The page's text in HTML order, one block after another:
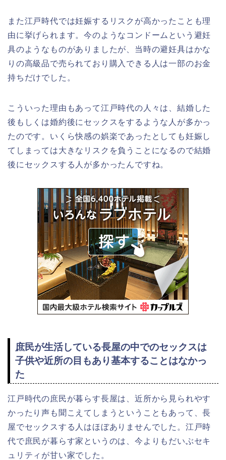
また江戸時代では妊娠するリスクが高かったことも理
由に挙げられます。今のようなコンドームという避妊
具のようなものがありましたが、当時の避妊具はかな
りの高級品で売られており購入できる人は一部のお金
持ちだけでした。
こういった理由もあって江戸時代の人々は、結婚した
後もしくは婚約後にセックスをするような人が多かっ
たのです。いくら快感の娯楽であったとしても妊娠し
てしまっては大きなリスクを負うことになるので結婚
後にセックスする人が多かったんですね。
庶民が生活している長屋の中でのセックスは
子供や近所の目もあり基本することはなかっ
た
江戸時代の庶民が暮らす長屋は、近所から見られやす
かったり声も聞こえてしまうということもあって、長
屋でセックスする人はほぼありませんでした。江戸時
代で庶民が暮らす家というのは、今よりもだいぶセキ
ュリティが甘い家でした。